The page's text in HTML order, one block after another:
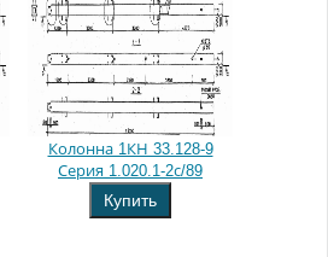
Колонна 1КН 33.128-9
Серия 1.020.1-2с/89
Купить